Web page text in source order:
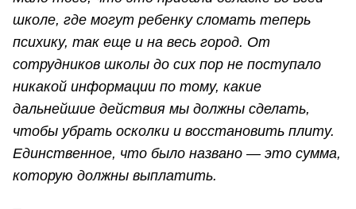
школе, где могут ребенку сломать теперь
психику, так еще и на весь город. От
сотрудников школы до сих пор не поступало
никакой информации по тому, какие
дальнейшие действия мы должны сделать,
чтобы убрать осколки и восстановить плиту.
Единственное, что было названо — это сумма,
которую должны выплатить.